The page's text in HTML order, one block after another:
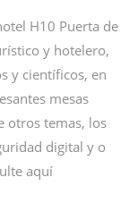
H10 Puerta de
y hotelero,
y científicos, en
mesas
otros temas, los
digital y o
aquí